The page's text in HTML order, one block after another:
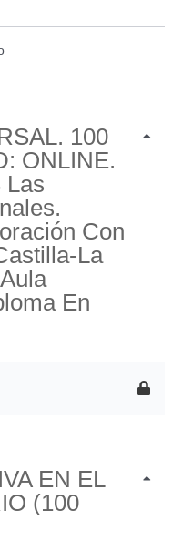
100
ONLINE.
Las
Con
La
En
EN EL
(100